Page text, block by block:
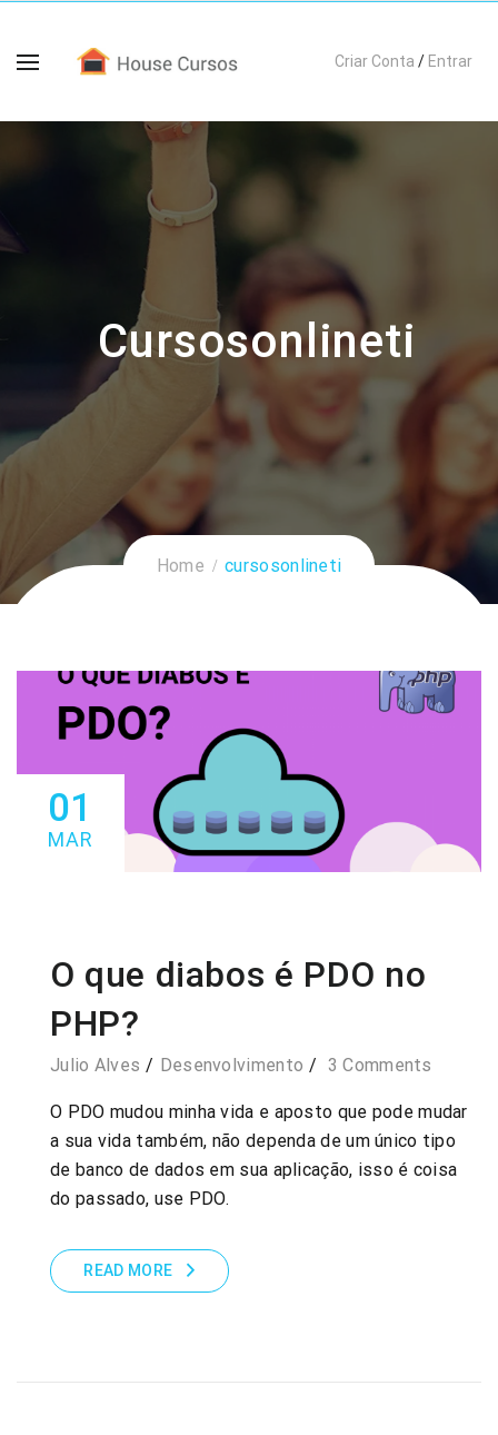
Criar Conta / Entrar
Cursosonlineti
Home cursosonlineti
01
MAR
O que diabos é PDO no
PHP?
Julio Alves Desenvolvimento 3 Comments
O PDO mudou minha vida e aposto que pode mudar
a sua vida também, não dependa de um único tipo
de banco de dados em sua aplicação, isso é coisa
do passado, use PDO.
READ MORE